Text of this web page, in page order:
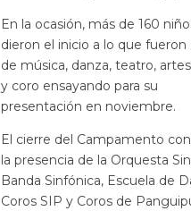
En la ocasión, más de 160
dieron el inicio a lo que fueron
de música, danza, teatro,
y coro ensayando para su
presentación en noviembre.
El cierre del Campamento
la presencia de la Orquesta
Banda Sinfónica, Escuela de
Coros SIP y Coros de